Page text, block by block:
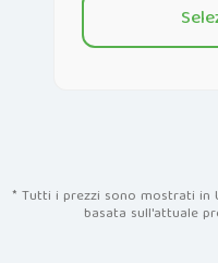
* Tutti i prezzi sono mostrati in
basata sull'attuale